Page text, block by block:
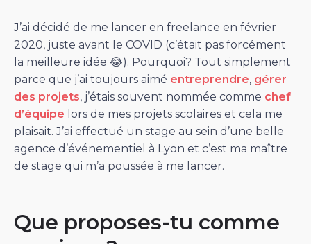
J’ai décidé de me lancer en freelance en février
2020, juste avant le COVID (c’était pas forcément
la meilleure idée 😂). Pourquoi? Tout simplement
parce que j’ai toujours aimé entreprendre, gérer
des projets, j’étais souvent nommée comme chef
d’équipe lors de mes projets scolaires et cela me
plaisait. J’ai effectué un stage au sein d’une belle
agence d’événementiel à Lyon et c’est ma maître
de stage qui m’a poussée à me lancer.
Que proposes-tu comme